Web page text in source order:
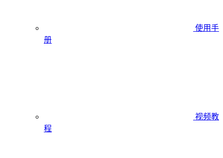
使用手
册
视频教
程